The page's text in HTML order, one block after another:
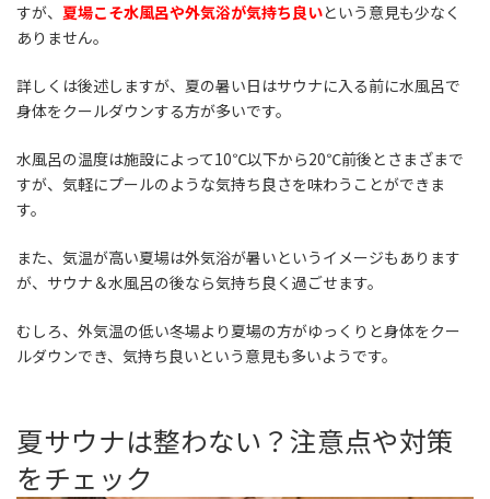
すが、 夏場こそ水風呂や外気浴が気持ち良いという意見も少なく
ありません。
詳しくは後述しますが、夏の暑い日はサウナに入る前に水風呂で
身体をクールダウンする方が多いです。
水風呂の温度は施設によって10℃以下から20℃前後とさまざまで
すが、気軽にプールのような気持ち良さを味わうことができま
す。
また、気温が高い夏場は外気浴が暑いというイメージもあります
が、サウナ＆水風呂の後なら気持ち良く過ごせます。
むしろ、外気温の低い冬場より夏場の方がゆっくりと身体をクー
ルダウンでき、気持ち良いという意見も多いようです。
夏サウナは整わない？注意点や対策
をチェック